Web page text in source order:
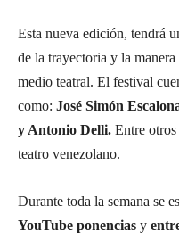
Esta nueva edición, tendrá
de la trayectoria y la
medio teatral. El festival
como: José Simón
y Antonio Delli. Entre
teatro venezolano.
Durante toda la semana se
YouTube ponencias y